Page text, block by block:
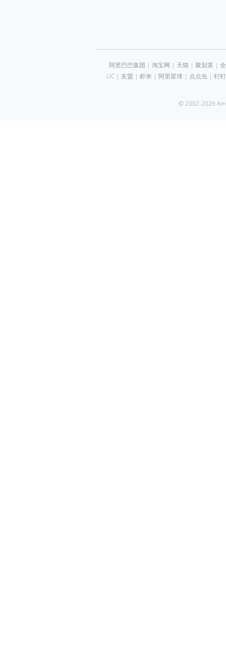
阿里巴巴集团 | 淘宝网 | 天猫| 聚划算 |
UC| 友盟 | 虾米 | 阿里星球| 点点虫 | 钉钉
© 2002-2026